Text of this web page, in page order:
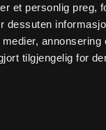
et personlig preg,
dessuten
annonsering
tilgjengelig for